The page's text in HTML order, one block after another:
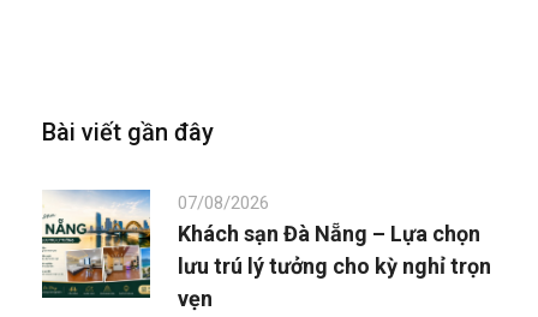
Bài viết gần đây
07/08/2026
Khách sạn Đà Nẵng – Lựa chọn
lưu trú lý tưởng cho kỳ nghỉ trọn
vẹn